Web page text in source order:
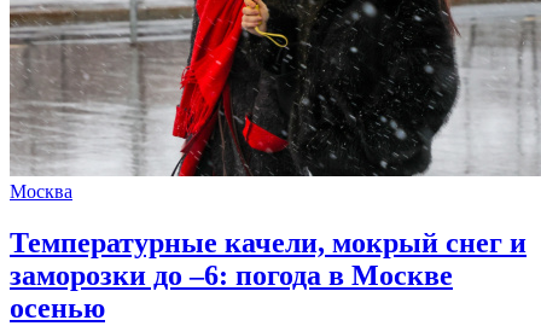
Москва
Температурные качели, мокрый снег и
заморозки до –6: погода в Москве
осенью